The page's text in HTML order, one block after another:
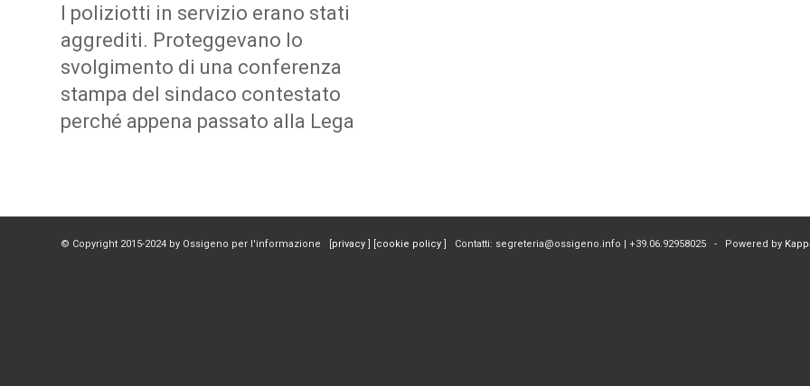
I poliziotti in servizio erano stati
aggrediti. Proteggevano lo
svolgimento di una conferenza
stampa del sindaco contestato
perché appena passato alla Lega
© Copyright 2015-2024 by Ossigeno per l'informazione [privacy ] [cookie policy ] Contatti: segreteria@ossigeno.info | +39.06.92958025 - Powered by